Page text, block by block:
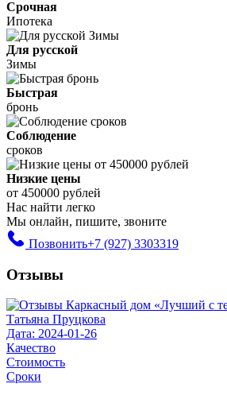
Срочная
Ипотека
Для русской
Зимы
Быстрая
бронь
Соблюдение
сроков
Низкие цены
от 450000 рублей
Нас найти легко
Мы онлайн, пишите, звоните
Позвонить+7 (927) 3303319
Отзывы
Татьяна Пруцкова
Дата: 2024-01-26
Качество
Стоимость
Сроки